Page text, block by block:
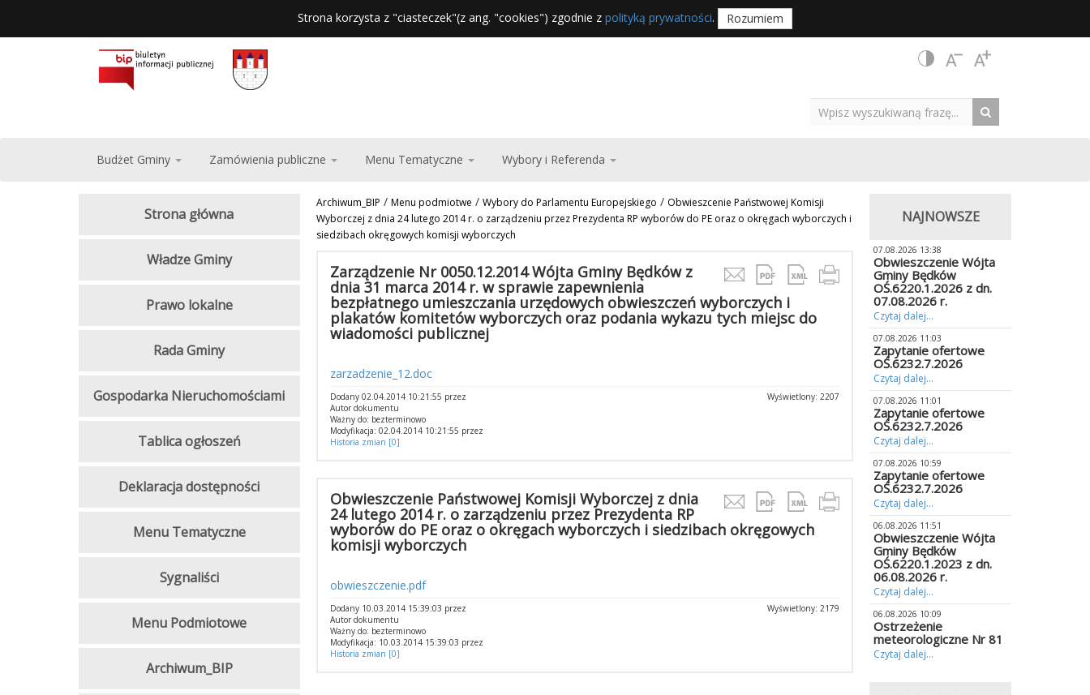
Strona korzysta z "ciasteczek"(z ang. "cookies") zgodnie z polityką prywatności. Rozumiem
Budżet Gminy Zamówienia publiczne Menu Tematyczne Wybory i Referenda
Archiwum_BIP / Menu podmiotwe / Wybory do Parlamentu Europejskiego / Obwieszcenie Państwowej Komisji
Wyborczej z dnia 24 lutego 2014 r. o zarządzeniu przez Prezydenta RP wyborów do PE oraz o okręgach wyborczych i
siedzibach okręgowych komisji wyborczych
Zarządzenie Nr 0050.12.2014 Wójta Gminy Będków z
dnia 31 marca 2014 r. w sprawie zapewnienia
bezpłatnego umieszczania urzędowych obwieszczeń wyborczych i
plakatów komitetów wyborczych oraz podania wykazu tych miejsc do
wiadomości publicznej
zarzadzenie_12.doc
Wyświetlony: 2207
Dodany 02.04.2014 10:21:55 przez
Autor dokumentu
Ważny do: bezterminowo
Modyfikacja: 02.04.2014 10:21:55 przez
Historia zmian [0]
Obwieszczenie Państwowej Komisji Wyborczej z dnia
24 lutego 2014 r. o zarządzeniu przez Prezydenta RP
wyborów do PE oraz o okręgach wyborczych i siedzibach okręgowych
komisji wyborczych
obwieszczenie.pdf
Wyświetlony: 2179
Dodany 10.03.2014 15:39:03 przez
Autor dokumentu
Ważny do: bezterminowo
Modyfikacja: 10.03.2014 15:39:03 przez
Historia zmian [0]
Strona główna
Władze Gminy
Prawo lokalne
Rada Gminy
Gospodarka Nieruchomościami
Tablica ogłoszeń
Deklaracja dostępności
Menu Tematyczne
Sygnaliści
Menu Podmiotowe
Archiwum_BIP
NAJNOWSZE
07.08.2026 13:38
Obwieszczenie Wójta
Gminy Będków
OŚ.6220.1.2026 z dn.
07.08.2026 r.
Czytaj dalej...
07.08.2026 11:03
Zapytanie ofertowe
OŚ.6232.7.2026
Czytaj dalej...
07.08.2026 11:01
Zapytanie ofertowe
OŚ.6232.7.2026
Czytaj dalej...
07.08.2026 10:59
Zapytanie ofertowe
OŚ.6232.7.2026
Czytaj dalej...
06.08.2026 11:51
Obwieszczenie Wójta
Gminy Będków
OŚ.6220.1.2023 z dn.
06.08.2026 r.
Czytaj dalej...
06.08.2026 10:09
Ostrzeżenie
meteorologiczne Nr 81
Czytaj dalej...